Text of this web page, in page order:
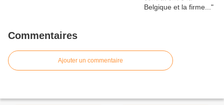
Commentaires
Ajouter un commentaire